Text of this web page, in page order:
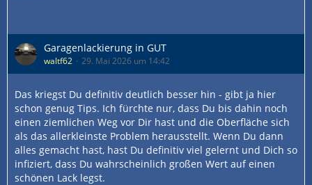
Garagenlackierung in GUT
waltf62 29. Mai 2026 um 14:42
Das kriegst Du definitiv deutlich besser hin - gibt ja hier
schon genug Tips. Ich fürchte nur, dass Du bis dahin noch
einen ziemlichen Weg vor Dir hast und die Oberfläche sich
als das allerkleinste Problem herausstellt. Wenn Du dann
alles gemacht hast, hast Du definitiv viel gelernt und Dich so
infiziert, dass Du wahrscheinlich großen Wert auf einen
schönen Lack legst.